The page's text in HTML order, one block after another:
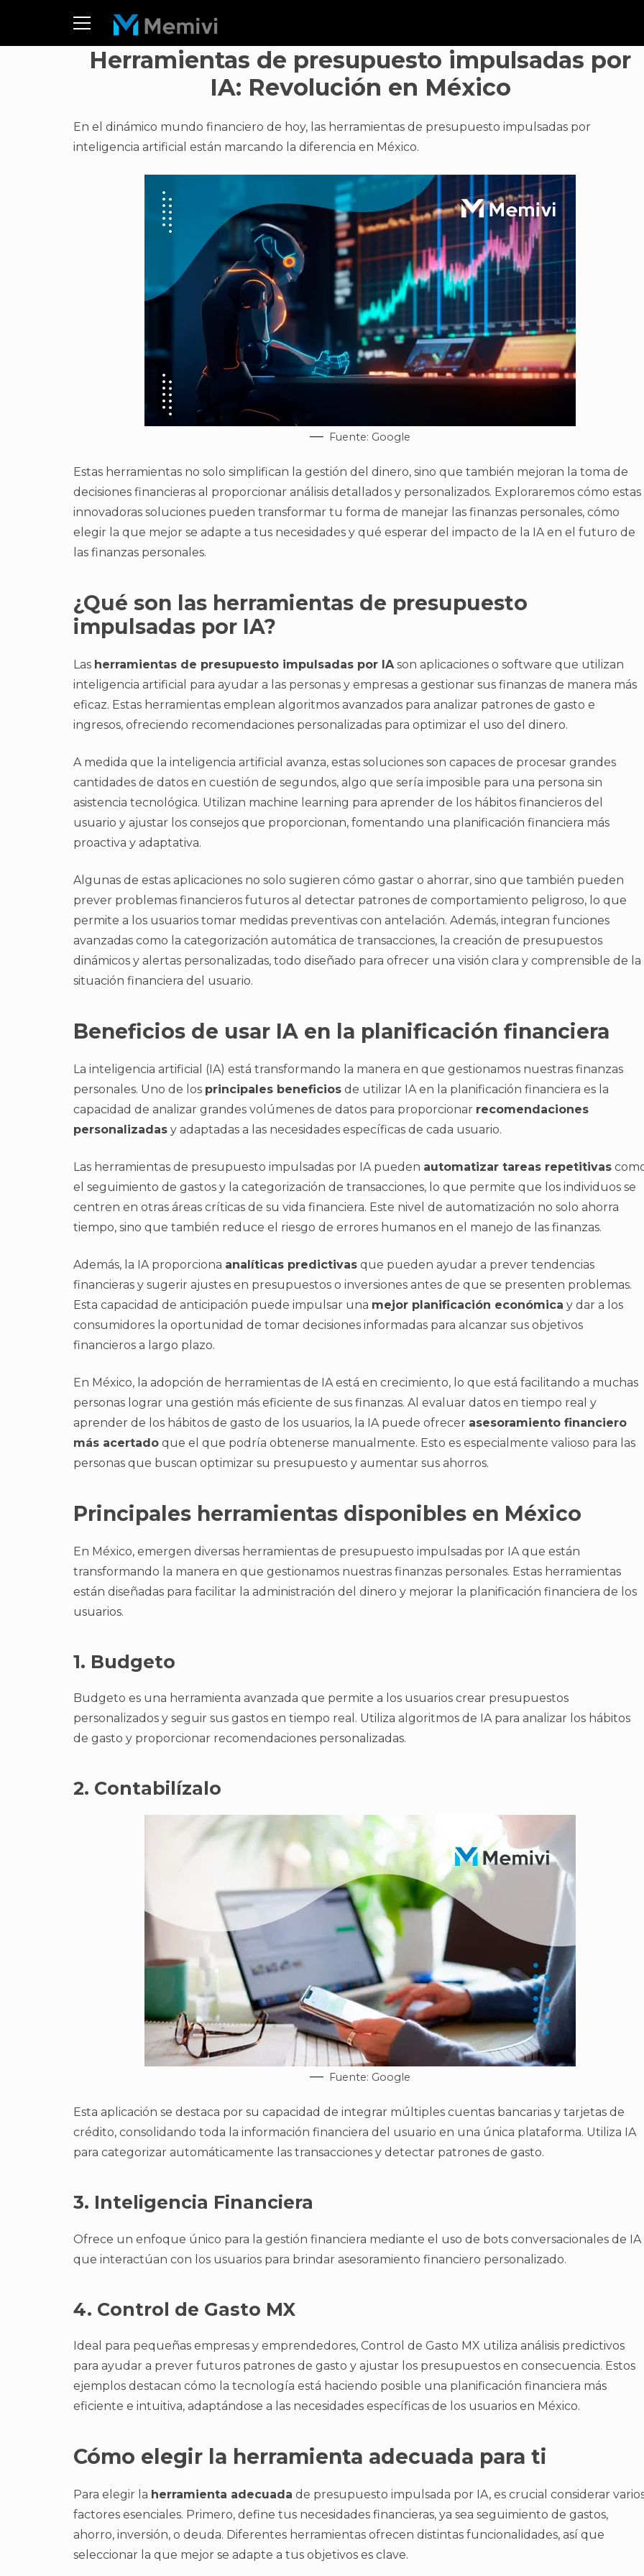
Herramientas de presupuesto impulsadas por
IA: Revolución en México
En el dinámico mundo financiero de hoy, las herramientas de presupuesto impulsadas por
inteligencia artificial están marcando la diferencia en México.
Fuente: Google
Estas herramientas no solo simplifican la gestión del dinero, sino que también mejoran la toma de
decisiones financieras al proporcionar análisis detallados y personalizados. Exploraremos cómo estas
innovadoras soluciones pueden transformar tu forma de manejar las finanzas personales, cómo
elegir la que mejor se adapte a tus necesidades y qué esperar del impacto de la IA en el futuro de
las finanzas personales.
¿Qué son las herramientas de presupuesto
impulsadas por IA?
Las herramientas de presupuesto impulsadas por IAson aplicaciones o software que utilizan
inteligencia artificial para ayudar a las personas y empresas a gestionar sus finanzas de manera más
eficaz. Estas herramientas emplean algoritmos avanzados para analizar patrones de gasto e
ingresos, ofreciendo recomendaciones personalizadas para optimizar el uso del dinero.
A medida que la inteligencia artificial avanza, estas soluciones son capaces de procesar grandes
cantidades de datos en cuestión de segundos, algo que sería imposible para una persona sin
asistencia tecnológica. Utilizan machine learning para aprender de los hábitos financieros del
usuario y ajustar los consejos que proporcionan, fomentando una planificación financiera más
proactiva y adaptativa.
Algunas de estas aplicaciones no solo sugieren cómo gastar o ahorrar, sino que también pueden
prever problemas financieros futuros al detectar patrones de comportamiento peligroso, lo que
permite a los usuarios tomar medidas preventivas con antelación. Además, integran funciones
avanzadas como la categorización automática de transacciones, la creación de presupuestos
dinámicos y alertas personalizadas, todo diseñado para ofrecer una visión clara y comprensible de la
situación financiera del usuario.
Beneficios de usar IA en la planificación financiera
La inteligencia artificial (IA) está transformando la manera en que gestionamos nuestras finanzas
personales. Uno de los principales beneficios de utilizar IA en la planificación financiera es la
capacidad de analizar grandes volúmenes de datos para proporcionar recomendaciones
personalizadas y adaptadas a las necesidades específicas de cada usuario.
Las herramientas de presupuesto impulsadas por IA pueden automatizar tareas repetitivas
el seguimiento de gastos y la categorización de transacciones, lo que permite que los individuos se
centren en otras áreas críticas de su vida financiera. Este nivel de automatización no solo ahorra
tiempo, sino que también reduce el riesgo de errores humanos en el manejo de las finanzas.
Además, la IA proporciona analíticas predictivas que pueden ayudar a prever tendencias
financieras y sugerir ajustes en presupuestos o inversiones antes de que se presenten problemas.
Esta capacidad de anticipación puede impulsar una mejor planificación económica y dar a los
consumidores la oportunidad de tomar decisiones informadas para alcanzar sus objetivos
financieros a largo plazo.
En México, la adopción de herramientas de IA está en crecimiento, lo que está facilitando a muchas
personas lograr una gestión más eficiente de sus finanzas. Al evaluar datos en tiempo real y
aprender de los hábitos de gasto de los usuarios, la IA puede ofrecer asesoramiento financiero
más acertado que el que podría obtenerse manualmente. Esto es especialmente valioso para las
personas que buscan optimizar su presupuesto y aumentar sus ahorros.
Principales herramientas disponibles en México
En México, emergen diversas herramientas de presupuesto impulsadas por IA que están
transformando la manera en que gestionamos nuestras finanzas personales. Estas herramientas
están diseñadas para facilitar la administración del dinero y mejorar la planificación financiera de los
usuarios.
1. Budgeto
Budgeto es una herramienta avanzada que permite a los usuarios crear presupuestos
personalizados y seguir sus gastos en tiempo real. Utiliza algoritmos de IA para analizar los hábitos
de gasto y proporcionar recomendaciones personalizadas.
2. Contabilízalo
Fuente: Google
Esta aplicación se destaca por su capacidad de integrar múltiples cuentas bancarias y tarjetas de
crédito, consolidando toda la información financiera del usuario en una única plataforma. Utiliza IA
para categorizar automáticamente las transacciones y detectar patrones de gasto.
3. Inteligencia Financiera
Ofrece un enfoque único para la gestión financiera mediante el uso de bots conversacionales de IA
que interactúan con los usuarios para brindar asesoramiento financiero personalizado.
4. Control de Gasto MX
Ideal para pequeñas empresas y emprendedores, Control de Gasto MX utiliza análisis predictivos
para ayudar a prever futuros patrones de gasto y ajustar los presupuestos en consecuencia. Estos
ejemplos destacan cómo la tecnología está haciendo posible una planificación financiera más
eficiente e intuitiva, adaptándose a las necesidades específicas de los usuarios en México.
Cómo elegir la herramienta adecuada para ti
Para elegir la herramienta adecuada de presupuesto impulsada por IA, es crucial considerar
factores esenciales. Primero, define tus necesidades financieras, ya sea seguimiento de gastos,
ahorro, inversión, o deuda. Diferentes herramientas ofrecen distintas funcionalidades, así que
seleccionar la que mejor se adapte a tus objetivos es clave.